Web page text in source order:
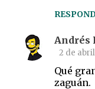
Andrés
2 de
Qué
zaguán.